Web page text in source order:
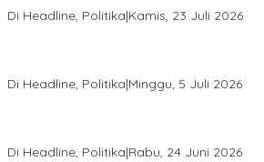
Di Headline, Politika|Kamis, 23 Juli 2026
Di Headline, Politika|Minggu, 5 Juli 2026
Di Headline, Politika|Rabu, 24 Juni 2026